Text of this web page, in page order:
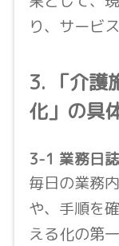
り、サービ
3. 「介護
化」の具
3-1 業務日
毎日の業務
や、手順を
える化の第